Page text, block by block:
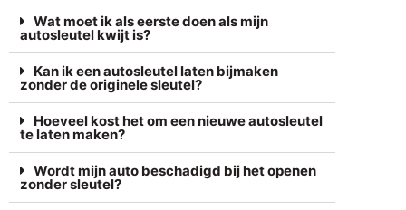
Wat moet ik als eerste doen als mijn
autosleutel kwijt is?
Kan ik een autosleutel laten bijmaken
zonder de originele sleutel?
Hoeveel kost het om een nieuwe autosleutel
te laten maken?
Wordt mijn auto beschadigd bij het openen
zonder sleutel?